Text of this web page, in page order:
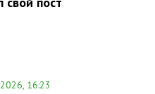
16:23